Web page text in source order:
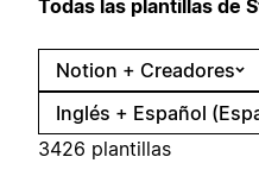
Todas las plantillas de
Notion + Creadores
Inglés + Español
3426 plantillas